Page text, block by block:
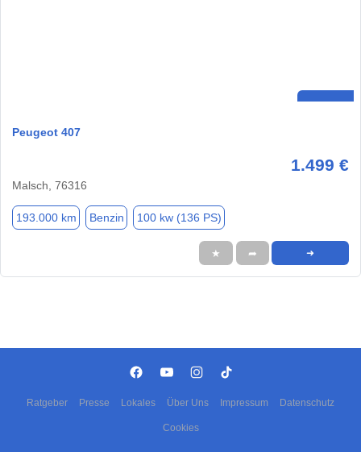
Peugeot 407
1.499 €
Malsch, 76316
193.000 km Benzin 100 kw (136 PS)
★ ➦ ➜
Ratgeber Presse Lokales Über Uns Impressum Datenschutz
Cookies